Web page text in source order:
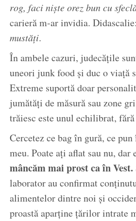
rog, faci niște orez bun cu
carieră m-ar invidia. Didascalie:
mustăți.
În ambele cazuri, judecățile
uneori junk food și duc o viață
Extreme suportă doar
jumătăți de măsură sau zone
trăiesc este unul echilibrat, fără
Cercetez ce bag în gură, ce
meu. Poate ați aflat sau nu, dar
mâncăm mai prost ca în Vest.
laborator au confirmat
alimentelor dintre noi și
proastă aparține țărilor intrate